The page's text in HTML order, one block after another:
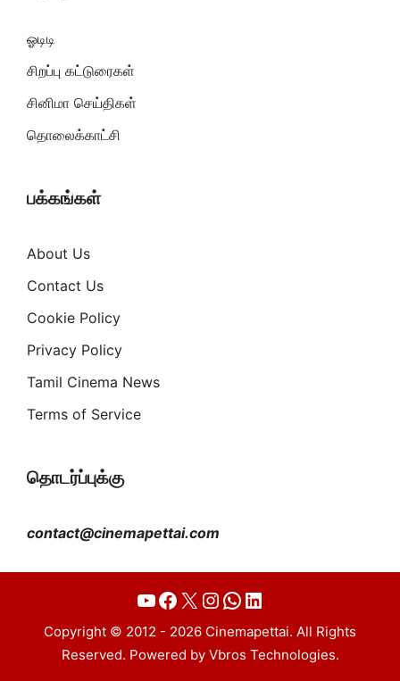
ஓடிடி
சிறப்பு கட்டுரைகள்
சினிமா செய்திகள்
தொலைக்காட்சி
பக்கங்கள்
About Us
Contact Us
Cookie Policy
Privacy Policy
Tamil Cinema News
Terms of Service
தொடர்ப்புக்கு
contact@cinemapettai.com
YouTube
Facebook
X Instagram
WhatsApp
LinkedIn
Copyright © 2012 - 2026 Cinemapettai. All Rights
Reserved. Powered by Vbros Technologies.